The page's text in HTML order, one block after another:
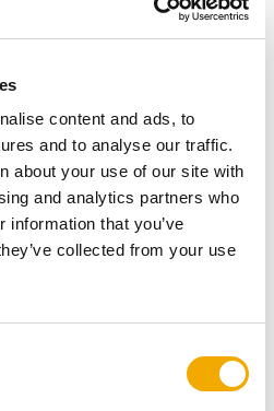
content and ads, to
and to analyse our traffic.
about your use of our site with
and analytics partners who
information that you’ve
collected from your use
hvis det skal passe til din
stykker kan tage længere tid
effektivt.
jævnt flækkede stykker for
Hvert stykke træ bør
svarer til en almindelig